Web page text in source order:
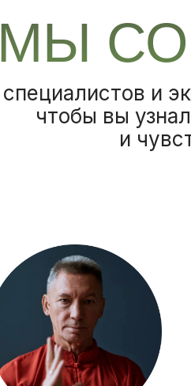
МЫ
специалистов и
чтобы вы
и